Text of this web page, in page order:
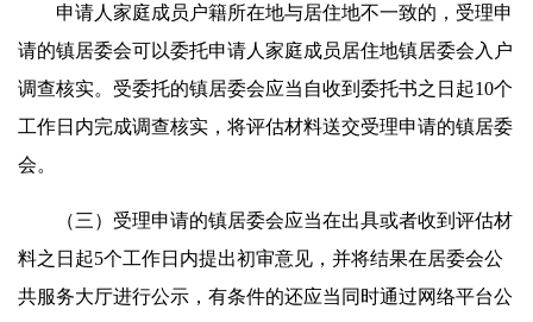
申请人家庭成员户籍所在地与居住地不一致的，受理申
请的镇居委会可以委托申请人家庭成员居住地镇居委会入户
调查核实。受委托的镇居委会应当自收到委托书之日起10个
工作日内完成调查核实，将评估材料送交受理申请的镇居委
会。
（三）受理申请的镇居委会应当在出具或者收到评估材
料之日起5个工作日内提出初审意见，并将结果在居委会公
共服务大厅进行公示，有条件的还应当同时通过网络平台公